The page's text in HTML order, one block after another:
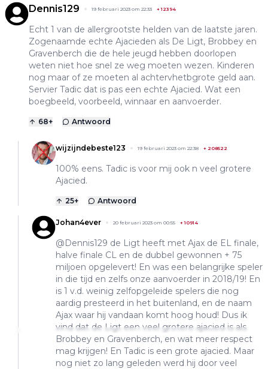
Dennis129 19 februari 2023 om 22:33 +12394
Echt 1 van de allergrootste helden van de laatste jaren.
Zogenaamde echte Ajacieden als De Ligt, Brobbey en
Gravenberch die de hele jeugd hebben doorlopen
weten niet hoe snel ze weg moeten wezen. Kinderen
nog maar of ze moeten al achtervhetbgrote geld aan.
Servier Tadic dat is pas een echte Ajacied. Wat een
boegbeeld, voorbeeld, winnaar en aanvoerder.
68+ Antwoord
wijzijndebeste123 19 februari 2023 om 22:38 + 208522
100% eens. Tadic is voor mij ook n veel grotere
Ajacied.
25+ Antwoord
Johan4ever 20 februari 2023 om 00:55 +10914
@Dennis129 de Ligt heeft met Ajax de EL finale,
halve finale CL en de dubbel gewonnen + 75
miljoen opgelevert! En was een belangrijke speler
in die tijd en zelfs onze aanvoerder in 2018/19! En
is 1 v.d. weinig zelfopgeleide spelers die nog
aardig presteerd in het buitenland, en de naam
Ajax waar hij vandaan komt hoog houd! Dus ik
vind dat de Ligt een veel grotere ajacied is als
Brobbey en Gravenberch, en wat meer respect
mag krijgen! En Tadic is een grote ajacied. Maar
nog niet zo lang geleden werd hij door veel